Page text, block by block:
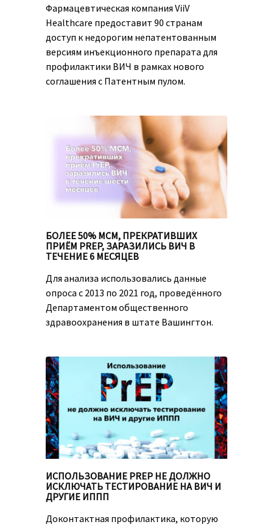
Фармацевтическая компания ViiV
Healthcare предоставит 90 странам
доступ к недорогим непатентованным
версиям инъекционного препарата для
профилактики ВИЧ в рамках нового
соглашения с Патентным пулом.
БОЛЕЕ 50% МСМ, ПРЕКРАТИВШИХ
ПРИЁМ PREP, ЗАРАЗИЛИСЬ ВИЧ В
ТЕЧЕНИЕ 6 МЕСЯЦЕВ
Для анализа использовались данные
опроса с 2013 по 2021 год, проведённого
Департаментом общественного
здравоохранения в штате Вашингтон.
ИСПОЛЬЗОВАНИЕ PREP НЕ ДОЛЖНО
ИСКЛЮЧАТЬ ТЕСТИРОВАНИЕ НА ВИЧ И
ДРУГИЕ ИППП
Доконтактная профилактика, которую